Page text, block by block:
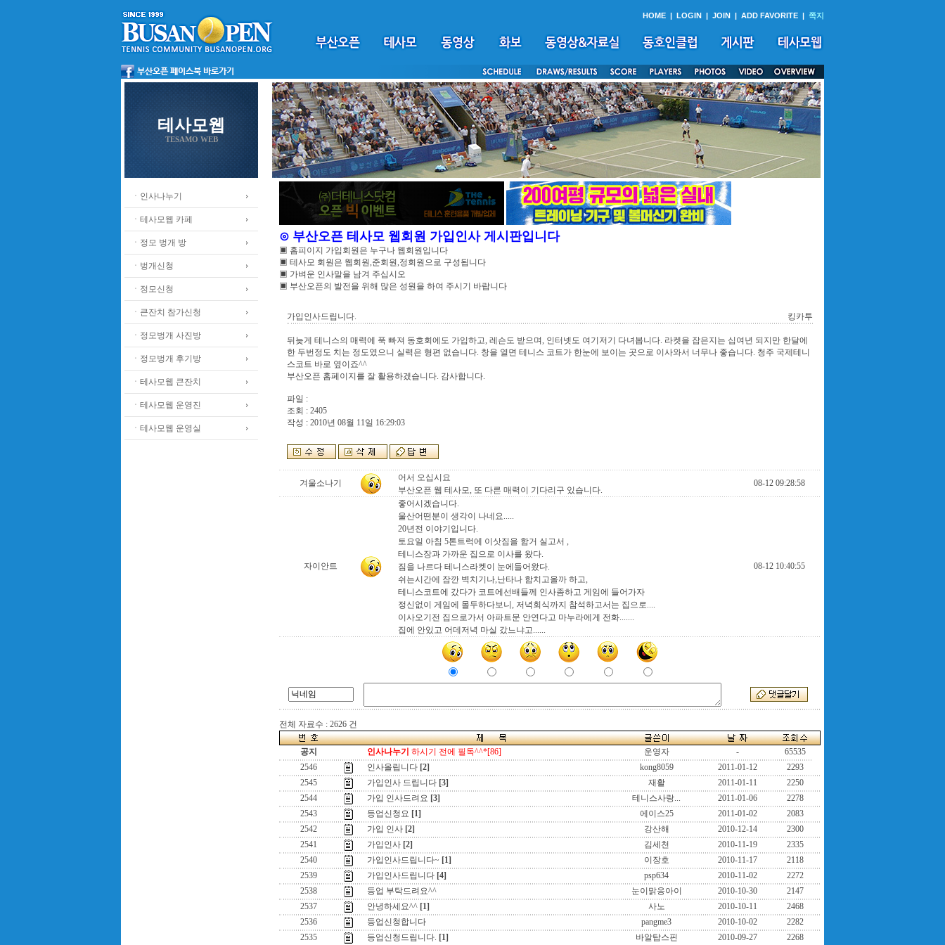
HOME | LOGIN | JOIN | ADD FAVORITE | 쪽지
테사모웹
TESAMO WEB
ㆍ인사나누기
ㆍ테사모웹 카페
ㆍ정모 벙개 방
ㆍ벙개신청
ㆍ정모신청
ㆍ큰잔치 참가신청
ㆍ정모벙개 사진방
ㆍ정모벙개 후기방
ㆍ테사모웹 큰잔치
ㆍ테사모웹 운영진
ㆍ테사모웹 운영실
⊙ 부산오픈 테사모 웹회원 가입인사 게시판입니다
▣ 홈피이지 가입회원은 누구나 웹회원입니다
▣ 테사모 회원은 웹회원,준회원,정회원으로 구성됩니다
▣ 가벼운 인사말을 남겨 주십시오
▣ 부산오픈의 발전을 위해 많은 성원을 하여 주시기 바랍니다
가입인사드립니다. 킹카투
뒤늦게 테니스의 매력에 푹 빠져 동호회에도 가입하고, 레슨도 받으며, 인터넷도 여기저기 다녀봅니다. 라켓을 잡은지는 십여년 되지만 한달에
한 두번정도 치는 정도였으니 실력은 형편 없습니다. 창을 열면 테니스 코트가 한눈에 보이는 곳으로 이사와서 너무나 좋습니다. 청주 국제테니
스코트 바로 옆이죠^^
부산오픈 홈페이지를 잘 활용하겠습니다. 감사합니다.
파일 :
조회 : 2405
작성 : 2010년 08월 11일 16:29:03
겨울소나기
어서 오십시요
부산오픈 웹 테사모, 또 다른 매력이 기다리구 있습니다.
08-12 09:28:58
자이안트
좋어시겠습니다.
울산어떤분이 생각이 나네요.....
20년전 이야기입니다.
토요일 아침 5톤트럭에 이삿짐을 함거 실고서 ,
테니스장과 가까운 집으로 이사를 왔다.
짐을 나르다 테니스라켓이 눈에들어왔다.
쉬는시간에 잠깐 벽치기나,난타나 함치고올까 하고,
테니스코트에 갔다가 코트에선배들께 인사좀하고 게임에 들어가자
정신없이 게임에 몰두하다보니, 저녁회식까지 참석하고서는 집으로....
이사오기전 집으로가서 아파트문 안연다고 마누라에게 전화.......
집에 안있고 어데저녁 마실 갔느냐고......
08-12 10:40:55
전체 자료수 : 2626 건
공지 인사나누기 하시기 전에 필독^^*[86] 운영자 -
65535
2546
인사올립니다 [2] kong8059 2011-01-12
2293
2545
가입인사 드립니다 [3] 재활 2011-01-11
2250
2544
가입 인사드려요 [3] 테니스사랑... 2011-01-06
2278
2543
등업신청요 [1] 에이스25 2011-01-02
2083
2542
가입 인사 [2] 강산해 2010-12-14
2300
2541
가입인사 [2] 김세천 2010-11-19
2335
2540
가입인사드립니다~ [1] 이장호 2010-11-17
2118
2539
가입인사드립니다 [4] psp634 2010-11-02
2272
2538
등업 부탁드려요^^ 눈이맑응아이 2010-10-30
2147
2537
안녕하세요^^ [1] 사노 2010-10-11
2468
2536
등업신청합니다 pangme3 2010-10-02
2282
2535
등업신청드립니다. [1] 바알탑스핀 2010-09-27 2268